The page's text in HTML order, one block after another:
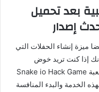
بعد تحميل
ميزة إنشاء الحفلات التي
إذا كنت تريد خوض
منافسات مع أصدقائك الذين يملكون لعبة Snake io Hack Game
الخدمة والبدء المنافسة